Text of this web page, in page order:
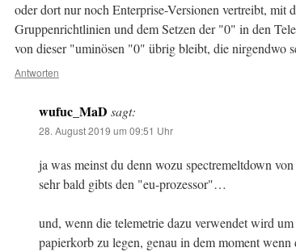
oder dort nur noch Enterprise-Versionen vertreibt, mit
Gruppenrichtlinien und dem Setzen der "0" in den
von dieser "uminösen "0" übrig bleibt, die nirgendwo
Antworten
wufuc_MaD sagt:
28. August 2019 um 09:51 Uhr
ja was meinst du denn wozu spectremeltdown
sehr bald gibts den "eu-prozessor"…
und, wenn die telemetrie dazu verwendet wird
papierkorb zu legen, genau in dem moment